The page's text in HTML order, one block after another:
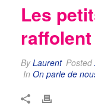
Les
ByLaurent Posted
In On parle de